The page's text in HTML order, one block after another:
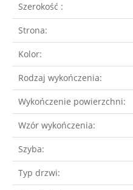
Szerokość :
Strona:
Kolor:
Rodzaj wykończenia:
Wykończenie powierzchni:
Wzór wykończenia:
Szyba:
Typ drzwi: